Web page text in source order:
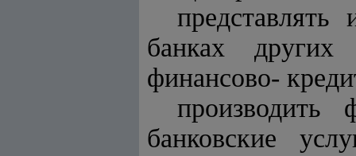
банках
финансово-
производить
банковские